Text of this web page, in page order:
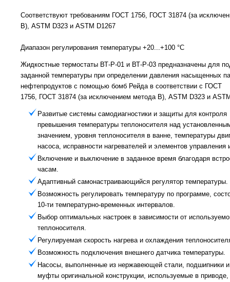
Соответствуют требованиям ГОСТ 1756, ГОСТ 31874 (за
B), ASTM D323 и ASTM D1267
Диапазон регулирования температуры +20...+100 °С
Жидкостные термостаты ВТ-Р-01 и ВТ-Р-03 предназначены для
заданной температуры при определении давления насыщенных
нефтепродуктов с помощью бомб Рейда в соответствии с ГОСТ
1756, ГОСТ 31874 (за исключением метода B), ASTM D323 и
Развитые системы самодиагностики и защиты для контроля
превышения температуры теплоносителя над
значением, уровня теплоносителя в ванне, температуры
насоса, исправности нагревателей и элементов управления
Включение и выключение в заданное время благодаря
часам.
Адаптивный самонастраивающийся регулятор температуры.
Возможность регулировать температуру по программе,
10-ти температурно-временных интервалов.
Выбор оптимальных настроек в зависимости от
теплоносителя.
Регулируемая скорость нагрева и охлаждения
Возможность подключения внешнего датчика температуры.
Насосы, выполненные из нержавеющей стали, подшипники
муфты оригинальной конструкции, используемые в приводе,